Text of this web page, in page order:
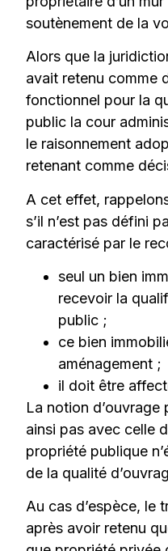
soutènement de la
Alors que la
avait retenu comme
fonctionnel pour la
public la cour
le raisonnement
retenant comme
A cet effet,
s’il n’est pas défini
caractérisé par le
seul un bien
recevoir la
public ;
ce bien
aménagement ;
il doit être
La notion
ainsi pas avec celle
propriété publique
de la qualité
Au cas d’espèce, le
après avoir retenu